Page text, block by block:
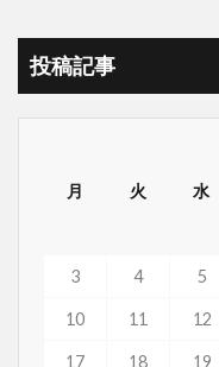
投稿記事
月
火 水
3 4 5
10 11 12
17 18 19